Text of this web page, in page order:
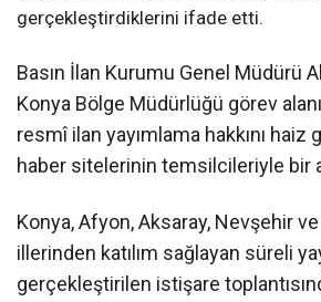
gerçekleştirdiklerini ifade etti.
Basın İlan Kurumu Genel Müdürü
Konya Bölge Müdürlüğü görev
resmî ilan yayımlama hakkını
haber sitelerinin temsilcileriyle bir
Konya, Afyon, Aksaray, Nevşehir
illerinden katılım sağlayan süreli
gerçekleştirilen istişare